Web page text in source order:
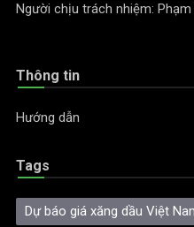
Người chịu trách nhiệm: Phạm
Thông tin
Hướng dẫn
Tags
Dự báo giá xăng dầu Việt